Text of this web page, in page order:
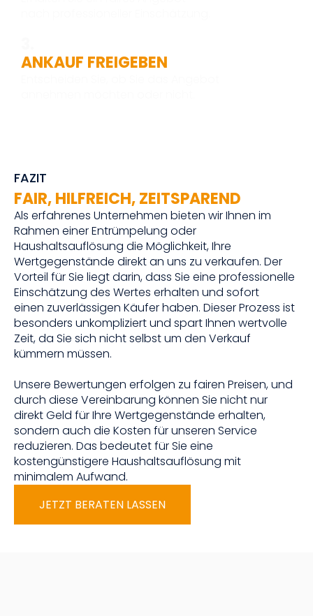
ANKAUF FREIGEBEN
FAZIT
FAIR, HILFREICH, ZEITSPAREND
Als erfahrenes Unternehmen bieten wir Ihnen im
Rahmen einer Entrümpelung oder
Haushaltsauflösung die Möglichkeit, Ihre
Wertgegenstände direkt an uns zu verkaufen. Der
Vorteil für Sie liegt darin, dass Sie eine professionelle
Einschätzung des Wertes erhalten und sofort
einen zuverlässigen Käufer haben. Dieser Prozess ist
besonders unkompliziert und spart Ihnen wertvolle
Zeit, da Sie sich nicht selbst um den Verkauf
kümmern müssen.
Unsere Bewertungen erfolgen zu fairen Preisen, und
durch diese Vereinbarung können Sie nicht nur
direkt Geld für Ihre Wertgegenstände erhalten,
sondern auch die Kosten für unseren Service
reduzieren. Das bedeutet für Sie eine
kostengünstigere Haushaltsauflösung mit
minimalem Aufwand.
JETZT BERATEN LASSEN